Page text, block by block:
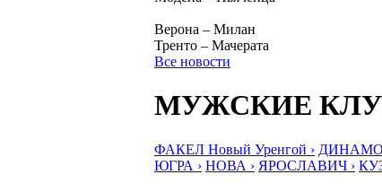
Верона – Милан
Тренто – Мачерата
Все новости
МУЖСКИЕ
ФАКЕЛ Новый Уренгой › ДИНАМО
ЮГРА › НОВА › ЯРОСЛАВИЧ ›